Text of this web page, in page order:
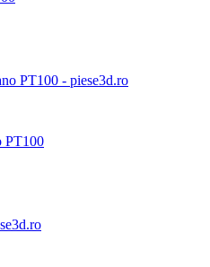
PT100